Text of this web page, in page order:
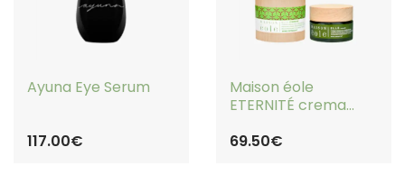
COMPRAR
Ayuna Eye Serum
117.00€
COMPRAR
Maison éole
ETERNITÉ crema
regeneradora
69.50€